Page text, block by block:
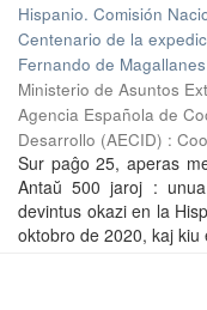
Hispanio. Comisión
Centenario de la
Fernando de
Ministerio de Asuntos
Agencia Española de
Desarrollo (AECID) :
Sur paĝo 25, aperas
Antaŭ 500 jaroj :
devintus okazi en la
oktobro de 2020, kaj kiu